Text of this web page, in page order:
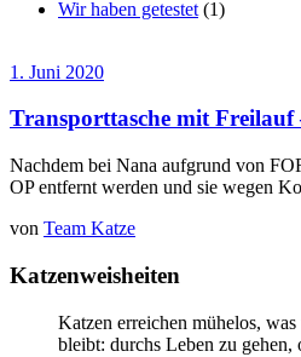
Wir haben getestet (1)
1. Juni 2020
Transporttasche mit Freilauf
Nachdem bei Nana aufgrund von
OP entfernt werden und sie wegen
von Team Katze
Katzenweisheiten
Katzen erreichen mühelos,
bleibt: durchs Leben zu gehen,